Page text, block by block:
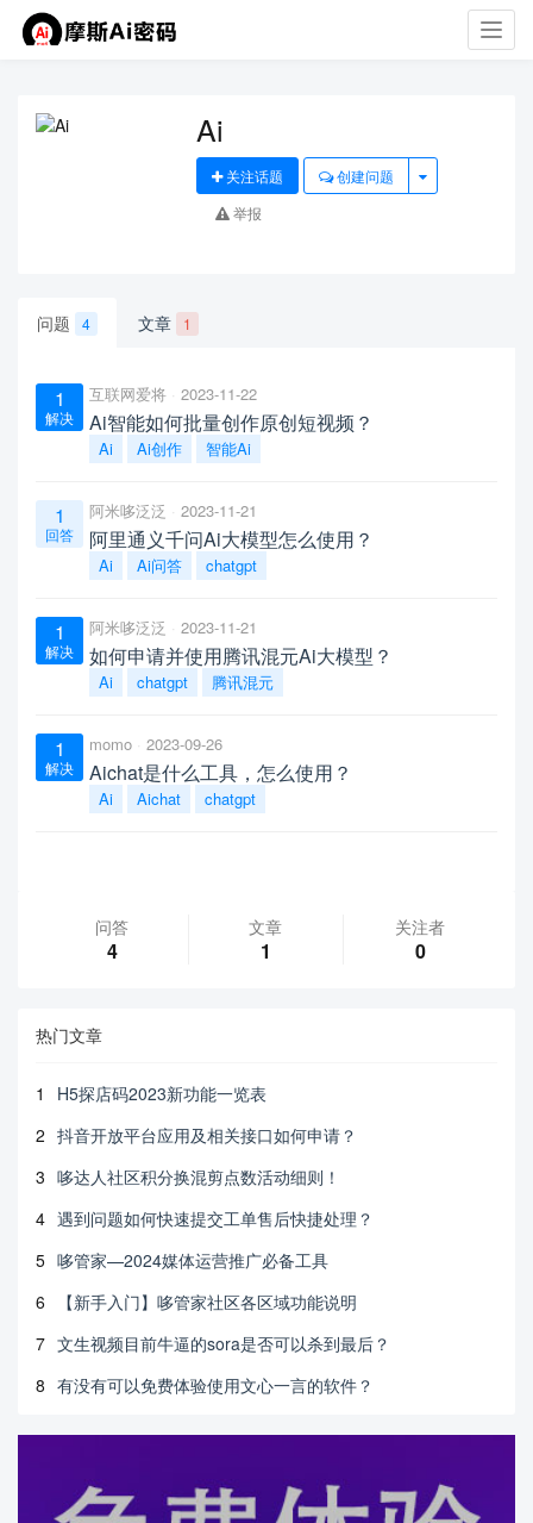
Ai
关注话题
创建问题
举报
问题 4 文章 1
1
解决
互联网爱将 2023-11-22
Ai智能如何批量创作原创短视频？
Ai Ai创作 智能Ai
1
回答
阿米哆泛泛 2023-11-21
阿里通义千问Ai大模型怎么使用？
Ai Ai问答 chatgpt
1
解决
阿米哆泛泛 2023-11-21
如何申请并使用腾讯混元Ai大模型？
Ai chatgpt 腾讯混元
1
解决
momo 2023-09-26
Aichat是什么工具，怎么使用？
Ai Aichat chatgpt
问答
4
文章
1
关注者
0
热门文章
1
H5探店码2023新功能一览表
2 抖音开放平台应用及相关接口如何申请？
3 哆达人社区积分换混剪点数活动细则！
4 遇到问题如何快速提交工单售后快捷处理？
5 哆管家—2024媒体运营推广必备工具
6
【新手入门】哆管家社区各区域功能说明
7 文生视频目前牛逼的sora是否可以杀到最后？
8 有没有可以免费体验使用文心一言的软件？